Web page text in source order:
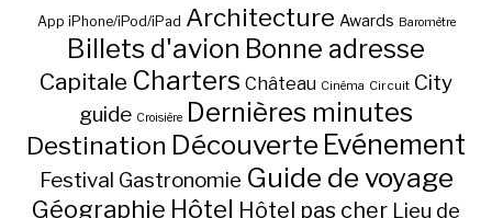
App iPhone/iPod/iPad Architecture Awards Baromètre
Billets d'avion Bonne adresse
Capitale Charters Château Cinéma Circuit City
guide Croisière Dernières minutes
Destination Découverte Evénement
Festival Gastronomie Guide de voyage
Géographie Hôtel Hôtel pas cher Lieu de